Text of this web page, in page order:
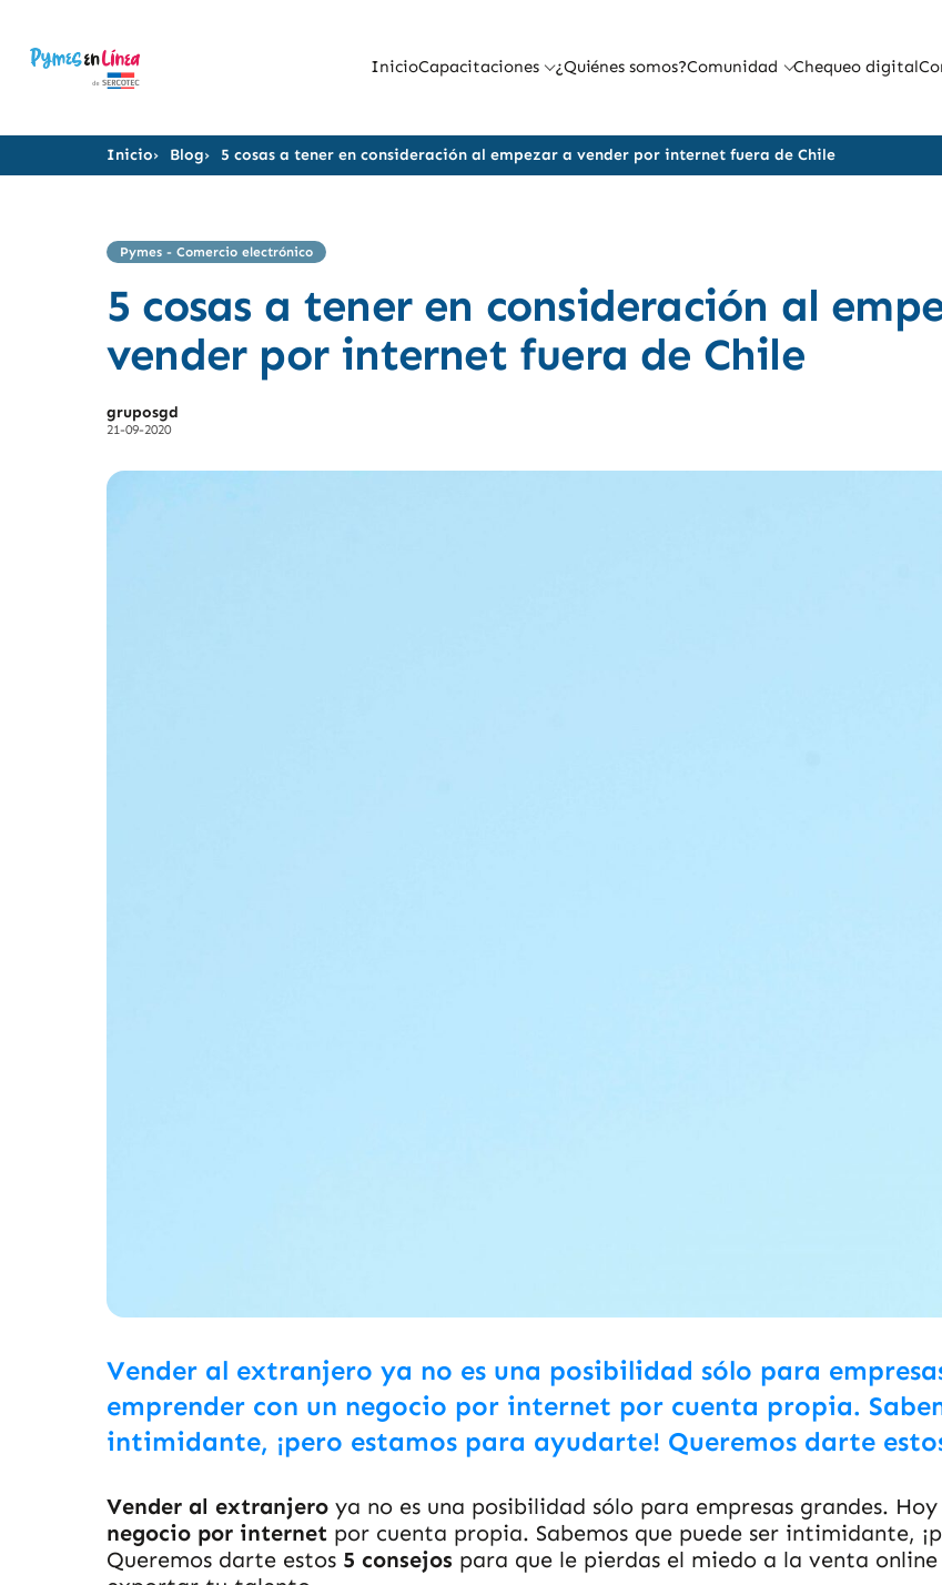
InicioCapacitaciones ¿Quiénes somos?Comunidad Chequeo digital
Inicio Blog 5 cosas a tener en consideración al empezar a vender por internet fuera de Chile
Pymes - Comercio electrónico
5 cosas a tener en consideración al
vender por internet fuera de Chile
gruposgd
21-09-2020
Vender al extranjero ya no es una posibilidad sólo para
emprender con un negocio por internet por cuenta propia.
intimidante, ¡pero estamos para ayudarte! Queremos darte
Vender al extranjero ya no es una posibilidad sólo para empresas grandes. Hoy
negocio por internet por cuenta propia. Sabemos que puede ser intimidante,
Queremos darte estos 5 consejos para que le pierdas el miedo a la venta